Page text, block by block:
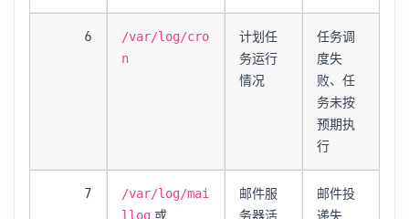
6
/var/log/cro
n
计划任
务运行
情况
任务调
度失
败、任
务未按
预期执
行
7
/var/log/mai
llog 或
邮件服
务器活
邮件投
递失